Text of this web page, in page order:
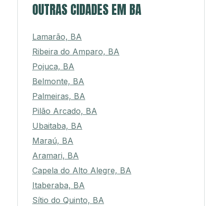
OUTRAS CIDADES EM BA
Lamarão, BA
Ribeira do Amparo, BA
Pojuca, BA
Belmonte, BA
Palmeiras, BA
Pilão Arcado, BA
Ubaitaba, BA
Maraú, BA
Aramari, BA
Capela do Alto Alegre, BA
Itaberaba, BA
Sítio do Quinto, BA